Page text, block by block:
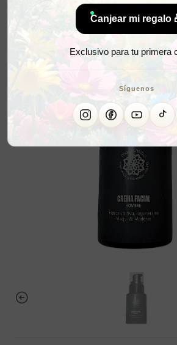
Canjear mi regalo
Exclusivo para tu primera
Síguenos